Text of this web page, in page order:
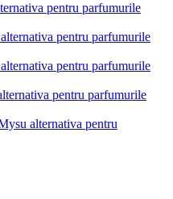
pentru parfumurile
pentru parfumurile
pentru parfumurile
pentru parfumurile
alternativa pentru